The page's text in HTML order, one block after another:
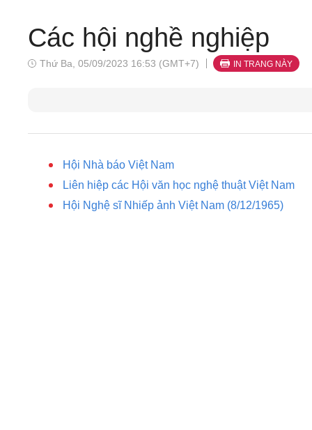
Các hội nghề nghiệp
Thứ Ba, 05/09/2023 16:53 (GMT+7) IN TRANG NÀY
Hội Nhà báo Việt Nam
Liên hiệp các Hội văn học nghệ thuật Việt Nam
Hội Nghệ sĩ Nhiếp ảnh Việt Nam (8/12/1965)